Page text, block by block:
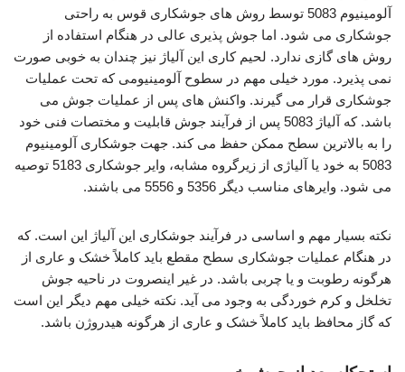
آلومینیوم 5083 توسط روش های جوشکاری قوس به راحتی
جوشکاری می شود. اما جوش پذیری عالی در هنگام استفاده از
روش های گازی ندارد. لحیم کاری این آلیاژ نیز چندان به خوبی صورت
نمی پذیرد. مورد خیلی مهم در سطوح آلومینیومی که تحت عملیات
جوشکاری قرار می گیرند. واکنش های پس از عملیات جوش می
باشد. که آلیاژ 5083 پس از فرآیند جوش قابلیت و مختصات فنی خود
را به بالاترین سطح ممکن حفظ می کند. جهت جوشکاری آلومینیوم
5083 به خود یا آلیاژی از زیرگروه مشابه، وایر جوشکاری 5183 توصیه
می شود. وایرهای مناسب دیگر 5356 و 5556 می باشند.
نکته بسیار مهم و اساسی در فرآیند جوشکاری این آلیاژ این است. که
در هنگام عملیات جوشکاری سطح مقطع باید کاملاً خشک و عاری از
هرگونه رطوبت و یا چربی باشد. در غیر اینصروت در ناحیه جوش
تخلخل و کرم خوردگی به وجود می آید. نکته خیلی مهم دیگر این است
که گاز محافظ باید کاملاً خشک و عاری از هرگونه هیدروژن باشد.